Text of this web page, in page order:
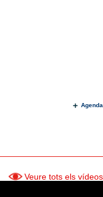
Agenda
Veure tots els vídeos